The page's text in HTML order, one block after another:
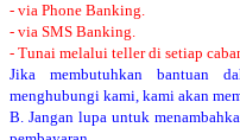
- via Phone Banking.
- via SMS Banking.
- Tunai melalui teller di setiap
Jika membutuhkan bantuan
menghubungi kami, kami akan
B. Jangan lupa untuk